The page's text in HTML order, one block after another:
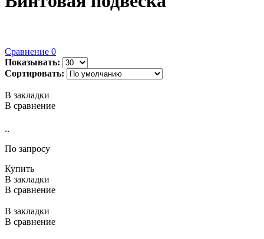
Сравнение 0
Показывать:
Сортировать:
В закладки
В сравнение
..
По запросу
Купить
В закладки
В сравнение
В закладки
В сравнение